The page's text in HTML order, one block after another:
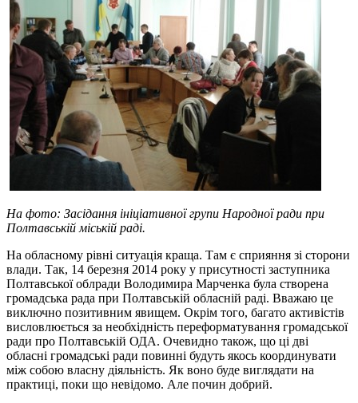
На фото: Засідання ініціативної групи Народної ради при
Полтавській міській раді.
На обласному рівні ситуація краща. Там є сприяння зі сторони
влади. Так, 14 березня 2014 року у присутності заступника
Полтавської облради Володимира Марченка була створена
громадська рада при Полтавській обласній раді. Вважаю це
виключно позитивним явищем. Окрім того, багато активістів
висловлюється за необхідність переформатування громадської
ради про Полтавській ОДА. Очевидно також, що ці дві
обласні громадські ради повинні будуть якось координувати
між собою власну діяльність. Як воно буде виглядати на
практиці, поки що невідомо. Але почин добрий.